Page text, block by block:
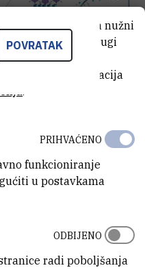
POVRATAK
od tih kolačića nužni
dok se drugi
stranice radi
Za više informacija
.
funkcioniranje
u postavkama
PRIHVAĆENO
radi poboljšanja
ODBIJENO